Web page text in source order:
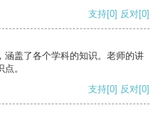
支持[0] 反对[0]
涵盖了各个学科的知识。老师的讲
。
支持[0] 反对[0]